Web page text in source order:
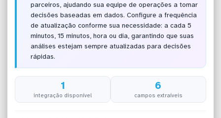
parceiros, ajudando sua equipe de operações a tomar
decisões baseadas em dados. Configure a frequência
de atualização conforme sua necessidade: a cada 5
minutos, 15 minutos, hora ou dia, garantindo que suas
análises estejam sempre atualizadas para decisões
rápidas.
1
integração disponível
6
campos extraíveis